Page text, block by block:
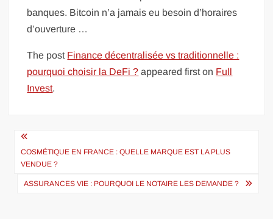
banques. Bitcoin n’a jamais eu besoin d’horaires
d’ouverture …
The post Finance décentralisée vs traditionnelle :
pourquoi choisir la DeFi ? appeared first on Full
Invest.
Navigation
de
l’article
COSMÉTIQUE EN FRANCE : QUELLE MARQUE EST LA PLUS
VENDUE ?
ASSURANCES VIE : POURQUOI LE NOTAIRE LES DEMANDE ?